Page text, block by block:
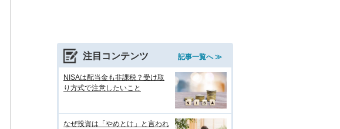
注目コンテンツ 記事一覧へ ≫
NISAは配当金も非課税？受け取
り方式で注意したいこと
なぜ投資は「やめとけ」と言われ